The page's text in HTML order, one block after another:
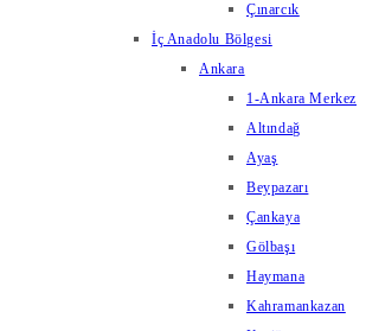
Çınarcık
İç Anadolu Bölgesi
Ankara
1-Ankara Merkez
Altındağ
Ayaş
Beypazarı
Çankaya
Gölbaşı
Haymana
Kahramankazan